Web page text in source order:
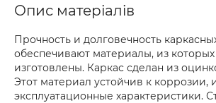
Опис матеріалів
Прочность и долговечность
обеспечивают материалы, из
изготовлены. Каркас сделан из
Этот материал устойчив к коррозии,
эксплуатационные характеристики.